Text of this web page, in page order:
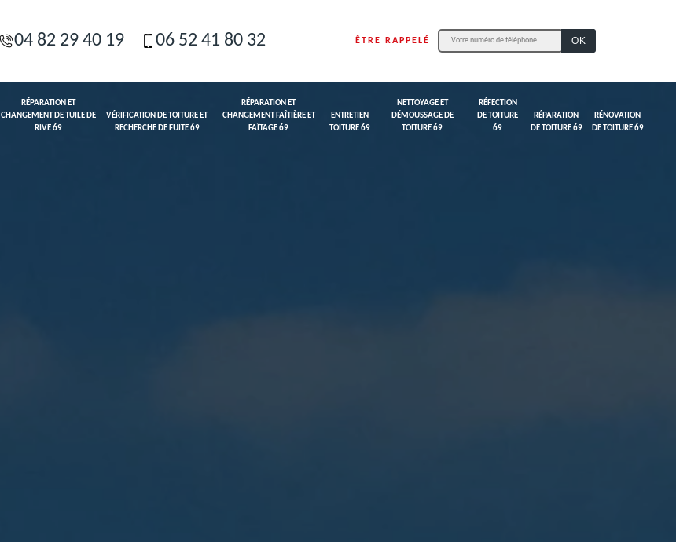
04 82 29 40 19 06 52 41 80 32 ÊTRE RAPPELÉ
RÉPARATION ET
CHANGEMENT DE TUILE DE
RIVE 69
VÉRIFICATION DE TOITURE ET
RECHERCHE DE FUITE 69
RÉPARATION ET
CHANGEMENT FAÎTIÈRE ET
FAÎTAGE 69
ENTRETIEN
TOITURE 69
NETTOYAGE ET
DÉMOUSSAGE DE
TOITURE 69
RÉFECTION
DE TOITURE
69
RÉPARATION
DE TOITURE 69
RÉNOVATION
DE TOITURE 69